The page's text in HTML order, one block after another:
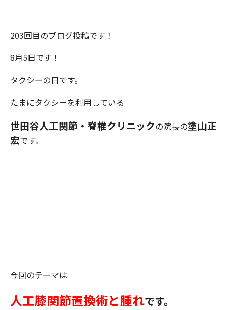
203回目のブログ投稿です！
8月5日です！
タクシーの日です。
たまにタクシーを利用している
世田谷人工関節・脊椎クリニックの院長の塗山正
宏です。
今回のテーマは
人工膝関節置換術と腫れです。